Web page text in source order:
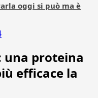
oggi si può ma è
una proteina
efficace la